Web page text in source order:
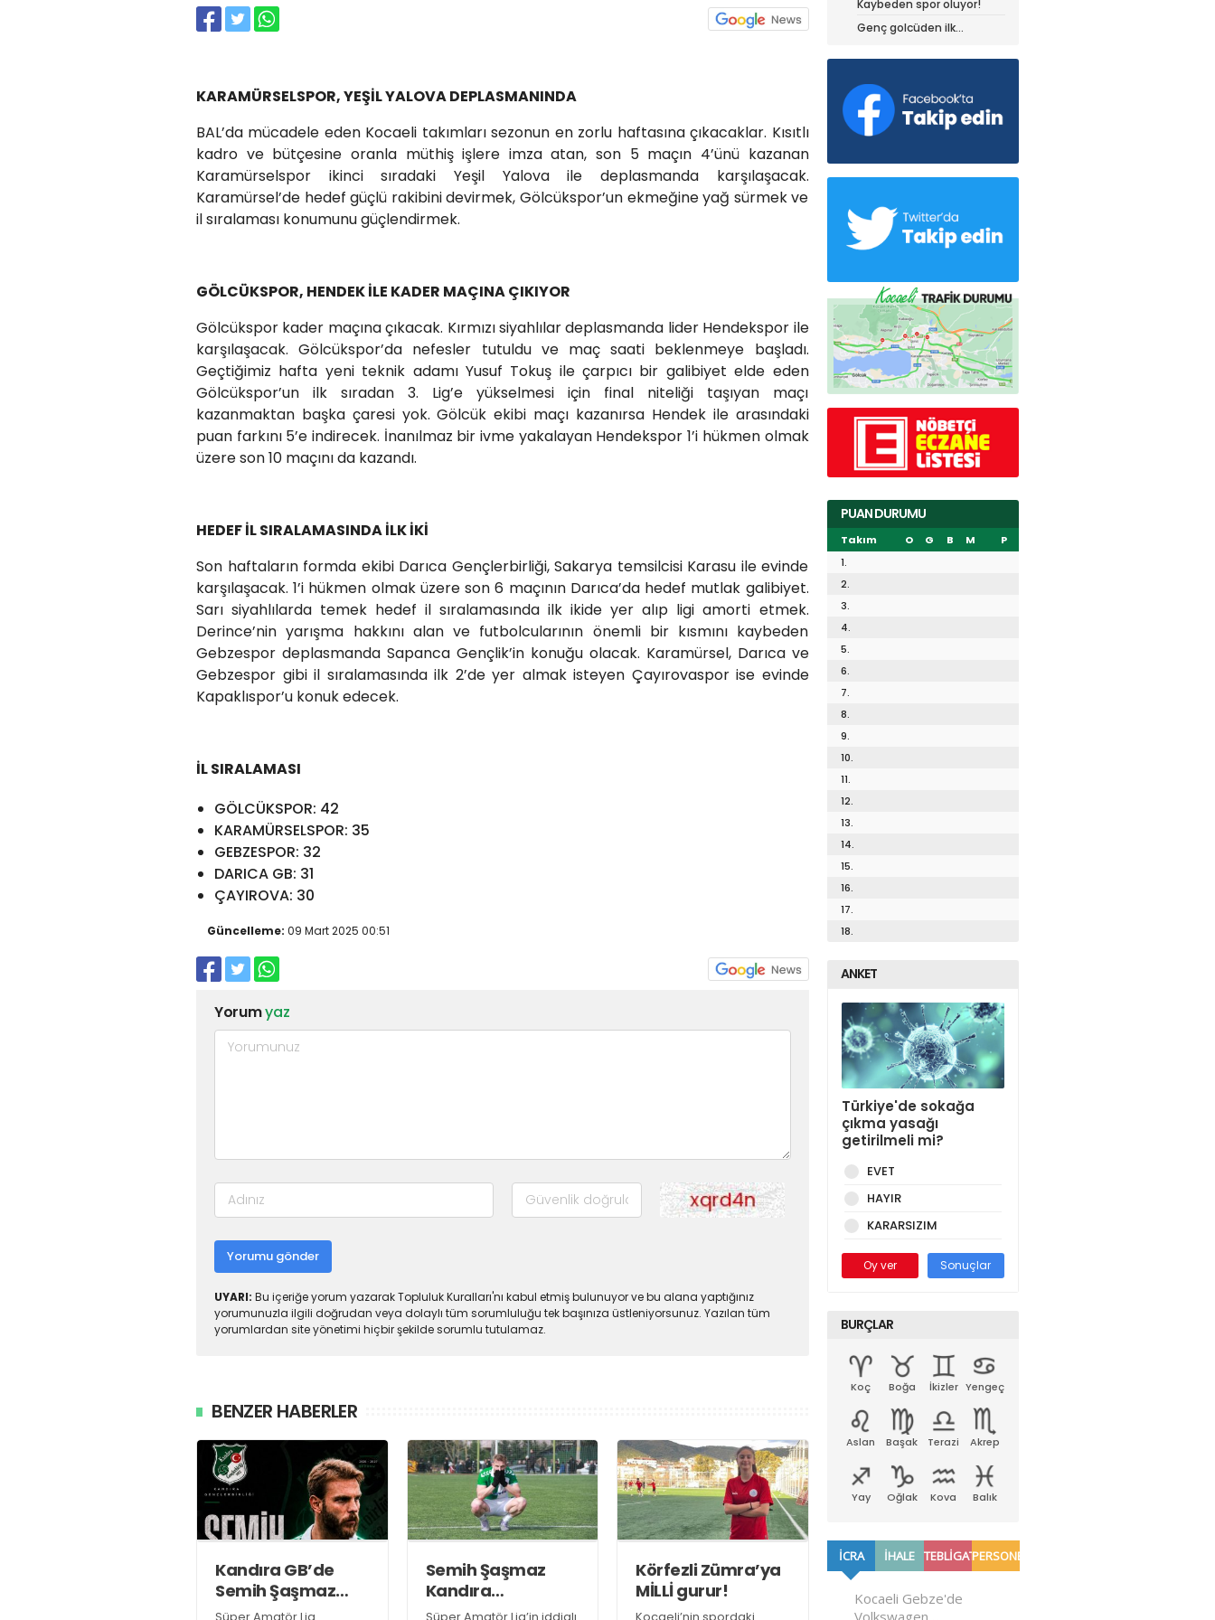
KARAMÜRSELSPOR, YEŞİL YALOVA DEPLASMANINDA
BAL’da mücadele eden Kocaeli takımları sezonun en zorlu haftasına çıkacaklar. Kısıtlı
kadro ve bütçesine oranla müthiş işlere imza atan, son 5 maçın 4’ünü kazanan
Karamürselspor ikinci sıradaki Yeşil Yalova ile deplasmanda karşılaşacak.
Karamürsel’de hedef güçlü rakibini devirmek, Gölcükspor’un ekmeğine yağ sürmek ve
il sıralaması konumunu güçlendirmek.
GÖLCÜKSPOR, HENDEK İLE KADER MAÇINA ÇIKIYOR
Gölcükspor kader maçına çıkacak. Kırmızı siyahlılar deplasmanda lider Hendekspor ile
karşılaşacak. Gölcükspor’da nefesler tutuldu ve maç saati beklenmeye başladı.
Geçtiğimiz hafta yeni teknik adamı Yusuf Tokuş ile çarpıcı bir galibiyet elde eden
Gölcükspor’un ilk sıradan 3. Lig’e yükselmesi için final niteliği taşıyan maçı
kazanmaktan başka çaresi yok. Gölcük ekibi maçı kazanırsa Hendek ile arasındaki
puan farkını 5’e indirecek. İnanılmaz bir ivme yakalayan Hendekspor 1’i hükmen olmak
üzere son 10 maçını da kazandı.
HEDEF İL SIRALAMASINDA İLK İKİ
Son haftaların formda ekibi Darıca Gençlerbirliği, Sakarya temsilcisi Karasu ile evinde
karşılaşacak. 1’i hükmen olmak üzere son 6 maçının Darıca’da hedef mutlak galibiyet.
Sarı siyahlılarda temek hedef il sıralamasında ilk ikide yer alıp ligi amorti etmek.
Derince’nin yarışma hakkını alan ve futbolcularının önemli bir kısmını kaybeden
Gebzespor deplasmanda Sapanca Gençlik’in konuğu olacak. Karamürsel, Darıca ve
Gebzespor gibi il sıralamasında ilk 2’de yer almak isteyen Çayırovaspor ise evinde
Kapaklıspor’u konuk edecek.
İL SIRALAMASI
GÖLCÜKSPOR: 42
KARAMÜRSELSPOR: 35
GEBZESPOR: 32
DARICA GB: 31
ÇAYIROVA: 30
Güncelleme: 09 Mart 2025 00:51
Yorumyaz
Yorumu gönder
UYARI: Bu içeriğe yorum yazarak Topluluk Kuralları'nı kabul etmiş bulunuyor ve bu alana yaptığınız
yorumunuzla ilgili doğrudan veya dolaylı tüm sorumluluğu tek başınıza üstleniyorsunuz. Yazılan tüm
yorumlardan site yönetimi hiçbir şekilde sorumlu tutulamaz.
BENZER HABERLER
Kandıra GB’de
Semih Şaşmaz
resmen TAMAM!
Semih Şaşmaz
Kandıra
Gençlerbirliği’nde
Körfezli Zümra’ya
MİLLİ gurur!
dedi!
Kaybeden spor oluyor!
Genç golcüden ilk
PUAN DURUMU
Takım O G B M
P
1.
2.
3.
4.
5.
6.
7.
8.
9.
10.
11.
12.
13.
14.
15.
16.
17.
18.
ANKET
Türkiye'de sokağa
çıkma yasağı
getirilmeli mi?
EVET
HAYIR
KARARSIZIM
Oy ver Sonuçlar
BURÇLAR
Koç Boğa İkizler Yengeç
Aslan Başak Terazi Akrep
Yay Oğlak Kova Balık